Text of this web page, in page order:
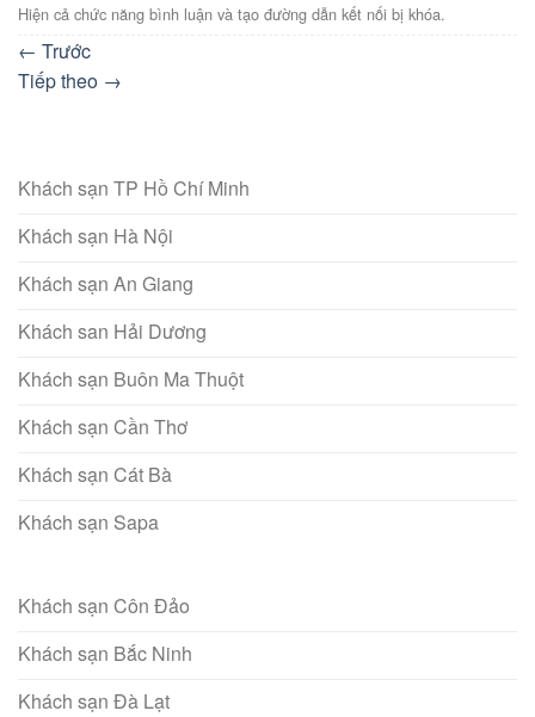
Hiện cả chức năng bình luận và tạo đường dẫn kết nối bị khóa.
← Trước
Tiếp theo →
Khách sạn TP Hồ Chí Minh
Khách sạn Hà Nội
Khách sạn An Giang
Khách san Hải Dương
Khách sạn Buôn Ma Thuột
Khách sạn Cần Thơ
Khách sạn Cát Bà
Khách sạn Sapa
Khách sạn Côn Đảo
Khách sạn Bắc Ninh
Khách sạn Đà Lạt